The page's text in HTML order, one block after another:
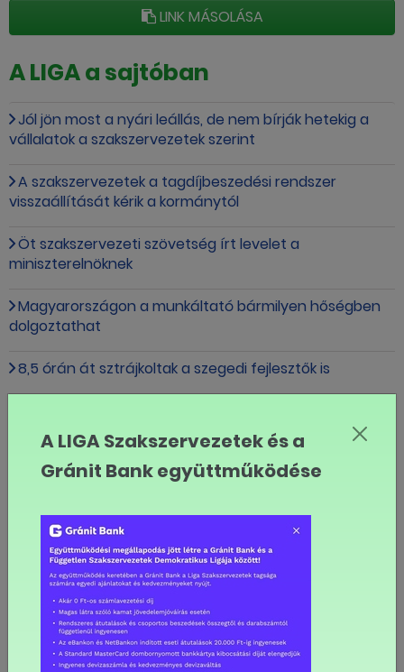
LINK MÁSOLÁSA
A LIGA a sajtóban
Jól jön most a nyári leállás, de nem bírják hetekig a
vállalatok a szakszervezetek szerint
A szakszervezetek a tagdíjbeszedési rendszer
visszaállítását kérik a kormánytól
Öt szakszervezeti szövetség írt levelet a
miniszterelnöknek
Magyarországon a munkáltató bármilyen hőségben
dolgoztathat
8,5 órán át sztrájkoltak a szegedi fejlesztők is
sztrájkoltak a dolgozók
Kiderült, ki vezeti mostantól a LIGA Szakszervezeteket
Javaslat az országos munkaügyi kapcsolatok tripartit
fórumának létrehozására
Visszatérne a szociális párbeszéd: állandó munkaügyi
fórum létrehozását javasolják a szakszervezetek
Új társadalmi párbeszédet követelnek a
szakszervezetek a kormánytól
A LIGA Szakszervezetek és a
Gránit Bank együttműködése